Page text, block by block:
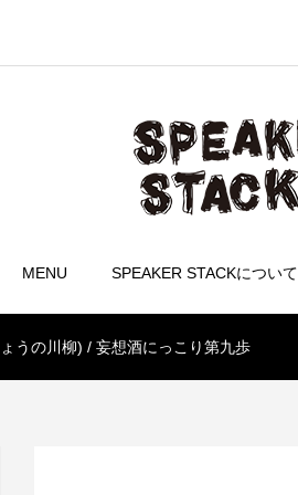
MENU SPEAKER STACKについて
の川柳) / 妄想酒にっこり第九歩